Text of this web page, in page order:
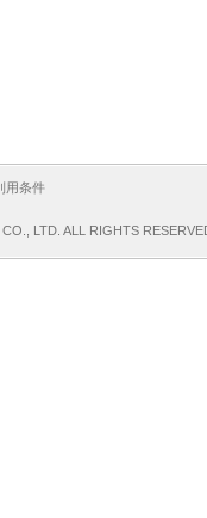
用条件
LTD. ALL RIGHTS